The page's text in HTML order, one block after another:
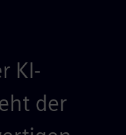
KI-
der